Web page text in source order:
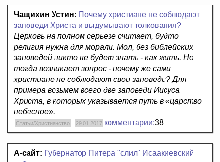
Чащихин Устин: Почему христиане не соблюдают
заповеди Христа и выдумывают толкования?
Церковь на полном серьезе считает, будто
религия нужна для морали. Мол, без библейских
заповедей никто не будет знать - как жить. Но
тогда возникает вопрос - почему же сами
христиане не соблюдают свои заповеди? Для
примера возьмем всего две заповеди Иисуса
Христа, в которых указывается путь в «царство
небесное».
Статьи/Христианство 29.01.2017 комментарии:38
А-сайт: Губернатор Питера "слил" Исаакиевский